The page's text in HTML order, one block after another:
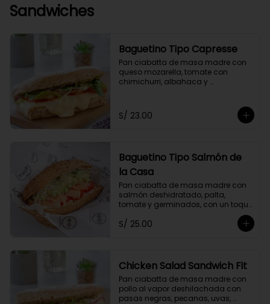
Sandwiches
Baguetino Tipo Capresse
Pan ciabatta de masa madre con
queso mozarella, tomate con
chimichurri, albahaca y
S/ 23.00
Baguetino Tipo Salmón de
la Casa
Pan ciabatta de masa madre con
salmón deshidratado, palta,
tomate y germinados, con un toque
cebolla china.
S/ 25.00
Chicken Salad Sandwich Fit
Pan ciabatta de masa madre con
pollo al vapor deshilachada con
pasas negras, pecanas, uvas,